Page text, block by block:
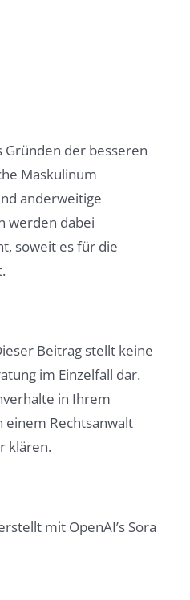
Gründen der besseren
Maskulinum
anderweitige
werden dabei
soweit es für die
Beitrag stellt keine
im Einzelfall dar.
in Ihrem
einem Rechtsanwalt
klären.
mit OpenAI’s Sora